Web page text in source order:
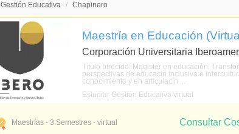
Gestión Educativa / Chapinero
Maestría en Educación
Corporación Universitaria
Título ofrecido: Magister en educación.
perspectivas de educacin inclusiva e
conocimiento y en articulacin ...
Estudiar Gestión Educativa virtual
Maestrías - 3 Semestres - virtual Consultar